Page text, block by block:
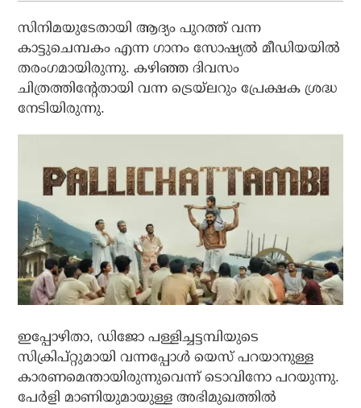
സിനിമയുടേതായി ആദ്യം പുറത്ത് വന്ന
കാട്ടുചെമ്പകം എന്ന ഗാനം സോഷ്യല്‍ മീഡിയയില്‍
തരംഗമായിരുന്നു. കഴിഞ്ഞ ദിവസം
ചിത്രത്തിന്റേതായി വന്ന ട്രെയ്‌ലറും പ്രേക്ഷക ശ്രദ്ധ
നേടിയിരുന്നു.
ഇപ്പോഴിതാ, ഡിജോ പള്ളിച്ചട്ടമ്പിയുടെ
സിക്രിപ്റ്റുമായി വന്നപ്പോള്‍ യെസ് പറയാനുള്ള
കാരണമെന്തായിരുന്നുവെന്ന് ടൊവിനോ പറയുന്നു.
പേര്‍ളി മാണിയുമായുള്ള അഭിമുഖത്തില്‍